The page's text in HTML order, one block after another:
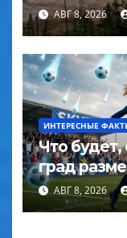
АВГ 8, 2026
ИНТЕРЕСНЫЕ
Что
град
АВГ 8, 2026